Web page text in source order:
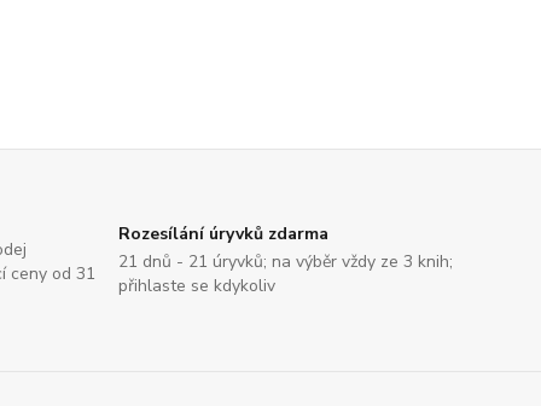
ceny od 31
Rozesílání úryvků zdarma
21 dnů - 21 úryvků; na výběr vždy ze 3 knih;
přihlaste se kdykoliv